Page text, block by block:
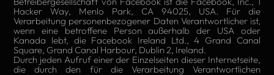
Hacker Way, Menlo Park, CA 94025, USA. Für die
Verarbeitung personenbezogener Daten Verantwortlicher ist,
wenn eine betroffene Person außerhalb der USA oder
Kanada lebt, die Facebook Ireland Ltd., 4 Grand Canal
Square, Grand Canal Harbour, Dublin 2, Ireland.
Durch jeden Aufruf einer der Einzelseiten dieser Internetseite,
die durch den für die Verarbeitung Verantwortlichen